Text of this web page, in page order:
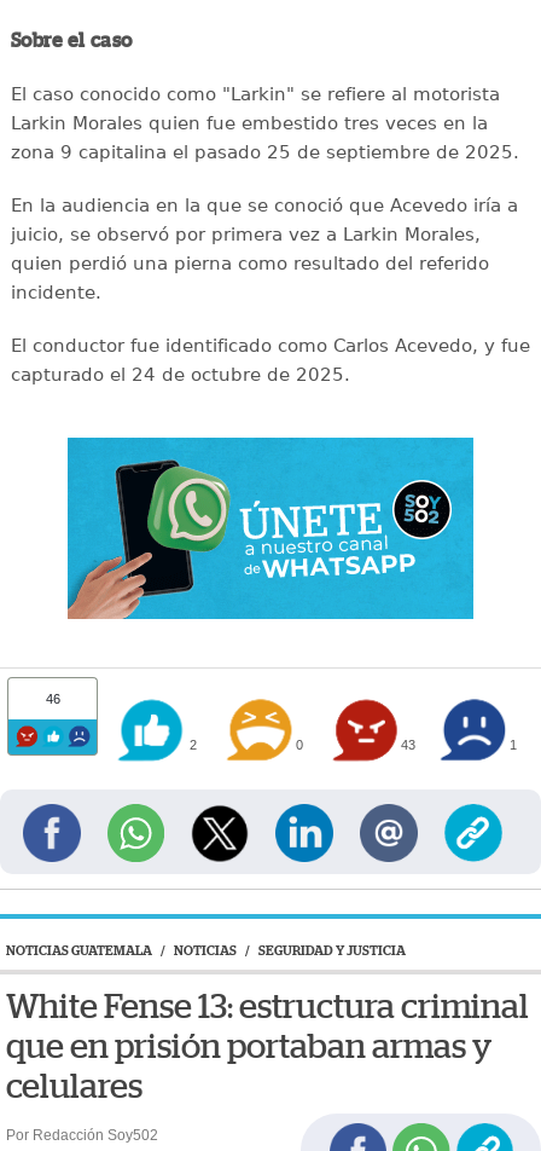
Sobre el caso
El caso conocido como "Larkin" se refiere al motorista
Larkin Morales quien fue embestido tres veces en la
zona 9 capitalina el pasado 25 de septiembre de 2025.
En la audiencia en la que se conoció que Acevedo iría a
juicio, se observó por primera vez a Larkin Morales,
quien perdió una pierna como resultado del referido
incidente.
El conductor fue identificado como Carlos Acevedo, y fue
capturado el 24 de octubre de 2025.
46
2 0 43 1
NOTICIAS GUATEMALA / NOTICIAS / SEGURIDAD Y JUSTICIA
White Fense 13: estructura criminal
que en prisión portaban armas y
celulares
Por Redacción Soy502